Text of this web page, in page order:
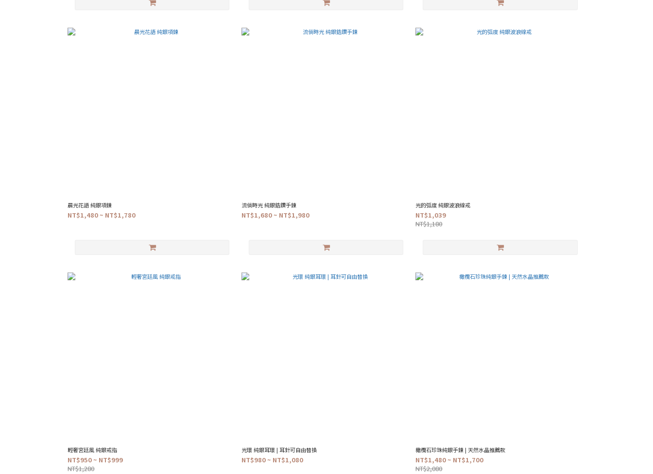
晨光花語 純銀項鍊
NT$1,480 ~ NT$1,780
流倘時光 純銀鋯鑽手鍊
NT$1,680 ~ NT$1,980
光的弧度 純銀波浪線戒
NT$1,039
NT$1,180
輕奢宮廷風 純銀戒指
NT$950 ~ NT$999
NT$1,280
光環 純銀耳環 | 耳針可自由替換
NT$980 ~ NT$1,080
橄欖石珍珠純銀手鍊 | 天然水晶推薦款
NT$1,480 ~ NT$1,700
NT$2,080